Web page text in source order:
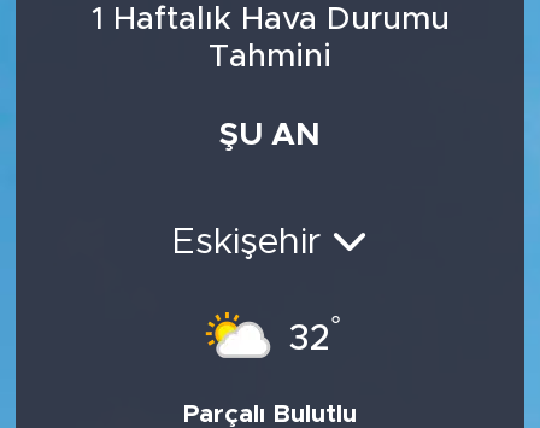
1 Haftalık Hava Durumu
Tahmini
ŞU AN
Eskişehir
32°
Parçalı Bulutlu
Sağlık
Tüm Manşetler